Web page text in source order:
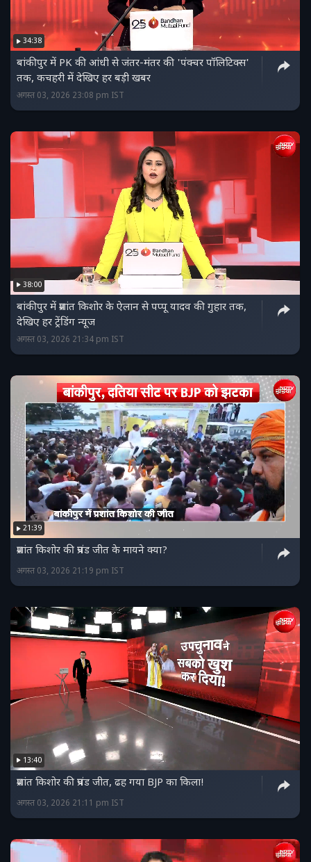
34:38
बांकीपुर में PK की आंधी से जंतर-मंतर की 'पंक्‍चर पॉलिटिक्‍स'
तक, कचहरी में देखिए हर बड़ी खबर
अगस्त 03, 2026 23:08 pm IST
38:00
बांकीपुर में प्रशांत किशोर के ऐलान से पप्‍पू यादव की गुहार तक,
देखिए हर ट्रेंडिंग न्‍यूज
अगस्त 03, 2026 21:34 pm IST
21:39
प्रशांत किशोर की प्रचंड जीत के मायने क्या?
अगस्त 03, 2026 21:19 pm IST
13:40
प्रशांत किशोर की प्रचंड जीत, ढह गया BJP का किला!
अगस्त 03, 2026 21:11 pm IST